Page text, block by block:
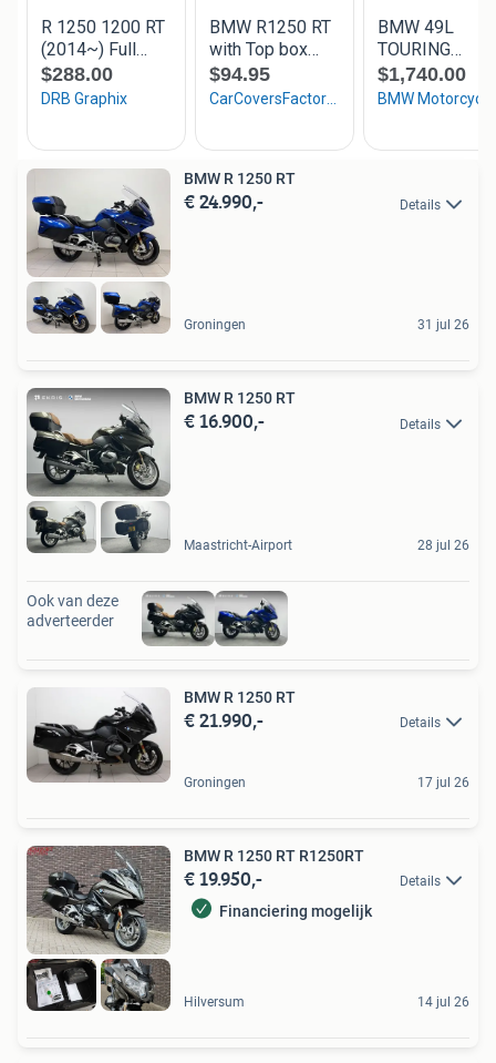
BMW R 1250 RT
€ 24.990,- Details
Groningen 31 jul 26
BMW R 1250 RT
€ 16.900,- Details
Maastricht-Airport 28 jul 26
Ook van deze
adverteerder
BMW R 1250 RT
€ 21.990,- Details
Groningen 17 jul 26
BMW R 1250 RT R1250RT
€ 19.950,- Details
Financiering mogelijk
Hilversum 14 jul 26